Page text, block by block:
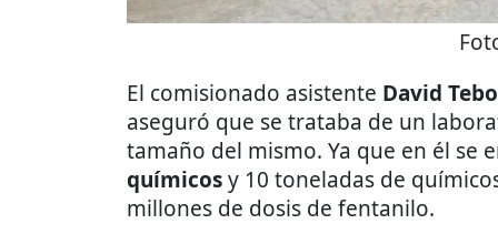
El comisionado asistente David
aseguró que se trataba de un
tamaño del mismo. Ya que en él se
químicosy 10 toneladas de
millones de dosis de fentanilo.